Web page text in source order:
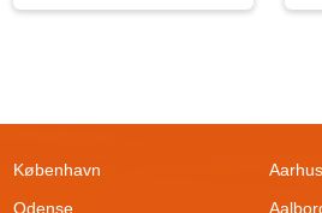
København
Aarhus
Odense